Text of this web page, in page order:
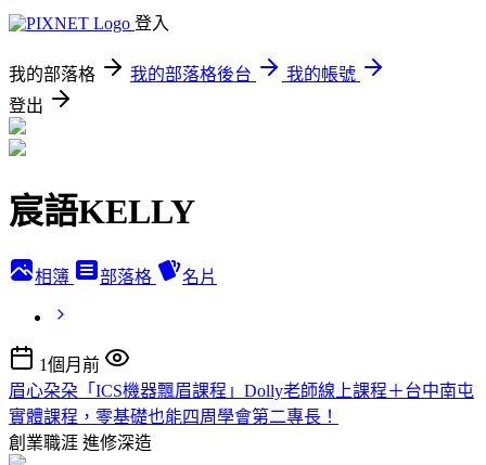
登入
我的部落格 我的部落格後台
我的帳號
登出
宸語KELLY
相簿 部落格 名片
1個月前
眉心朶朶「ICS機器飄眉課程」Dolly老師線上課程＋台中南屯
實體課程，零基礎也能四周學會第二專長！
創業職涯 進修深造